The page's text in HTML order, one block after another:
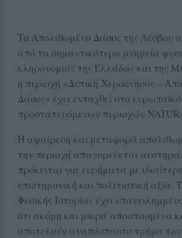
Το Απολιθωμένο Δάσος της Λέσβου
από τα σημαντικότερα μνημεία
κληρονομιάς της Ελλάδας και της
η περιοχή «Δυτική Χερσόνησος –
Δάσος» έχει ενταχθεί στο
προστατευόμενων περιοχών
Η αφαίρεση και μεταφορά
την περιοχή απαγορεύεται
πρόκειται για ευρήματα με
επιστημονική και πολιτιστική αξία.
Φυσικής Ιστορίας έχει
ότι ακόμη και μικρά αποσπασμένα
αποτελούν αναπόσπαστο τμήμα